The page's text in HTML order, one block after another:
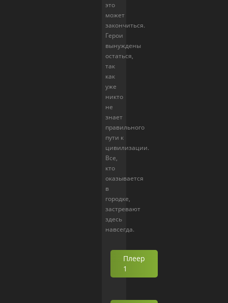
это
может
закончиться.
Герои
вынуждены
остаться,
так
как
уже
никто
не
знает
правильного
пути к
цивилизации.
Все,
кто
оказывается
в
городке,
застревают
здесь
навсегда.
Плеер
1